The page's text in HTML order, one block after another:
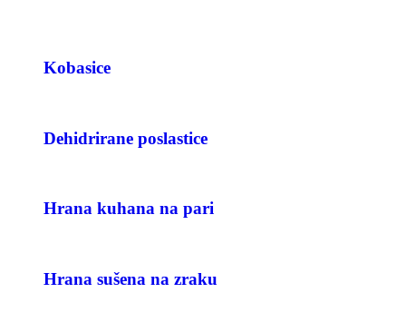
Kobasice
Dehidrirane poslastice
Hrana kuhana na pari
Hrana sušena na zraku